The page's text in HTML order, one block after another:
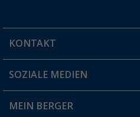
KONTAKT
Du hast eine Frage?
Filiale finden
SOZIALE MEDIEN
MEIN BERGER